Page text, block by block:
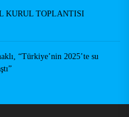
KURUL TOPLANTISI
“Türkiye’nin 2025’te su